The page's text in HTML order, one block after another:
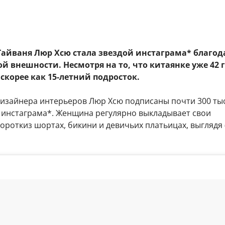
Люр Хсю стала звездой инстаграма*
внешности. Несмотря на то, что китаянке уже 42
как 15-летний подросток.
интерьеров Люр Хсю подписаны почти 300
Женщина регулярно выкладывает свои
шортах, бикини и девичьих платьицах, выглядя